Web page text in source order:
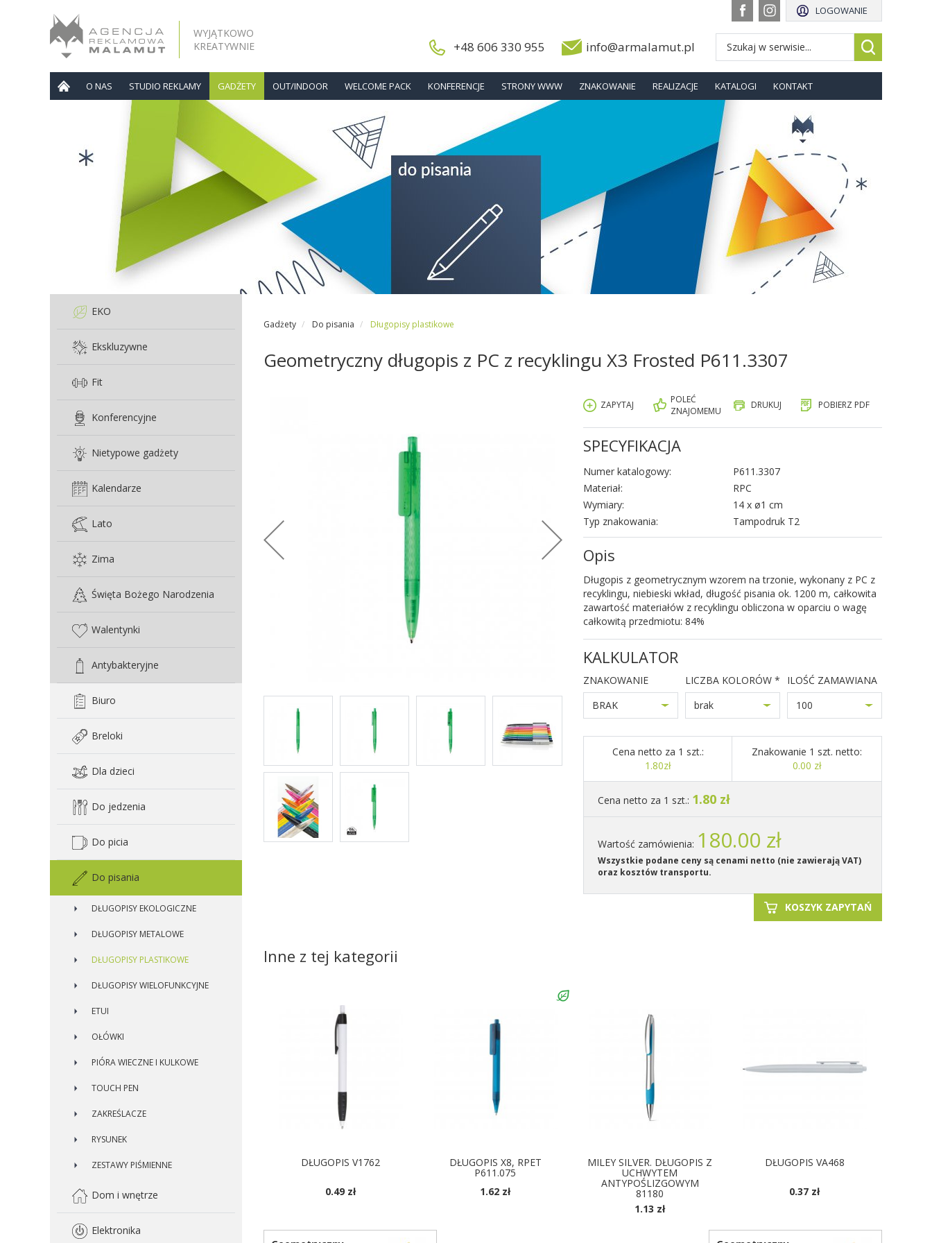
WYJĄTKOWO
KREATYWNIE
+48 606 330 955 info@armalamut.pl
LOGOWANIE
O NAS STUDIO REKLAMY GADŻETY OUT/INDOOR WELCOME PACK KONFERENCJE STRONY WWW ZNAKOWANIE REALIZACJE KATALOGI KONTAKT
EKO
Ekskluzywne
Fit
Konferencyjne
Nietypowe gadżety
Kalendarze
Lato
Zima
Święta Bożego Narodzenia
Walentynki
Antybakteryjne
Biuro
Breloki
Dla dzieci
Do jedzenia
Do picia
Do pisania
DŁUGOPISY EKOLOGICZNE
DŁUGOPISY METALOWE
DŁUGOPISY PLASTIKOWE
DŁUGOPISY WIELOFUNKCYJNE
ETUI
OŁÓWKI
PIÓRA WIECZNE I KULKOWE
TOUCH PEN
ZAKREŚLACZE
RYSUNEK
ZESTAWY PIŚMIENNE
Dom i wnętrze
Elektronika
Gadżety Do pisania Długopisy plastikowe
Geometryczny długopis z PC z recyklingu X3 Frosted P611.3307
ZAPYTAJ
POLEĆ
ZNAJOMEMU
DRUKUJ POBIERZ PDF
SPECYFIKACJA
Numer katalogowy:
P611.3307
Materiał:
RPC
Wymiary:
14 x ø1 cm
Typ znakowania:
Tampodruk T2
Opis
Długopis z geometrycznym wzorem na trzonie, wykonany z PC z
recyklingu, niebieski wkład, długość pisania ok. 1200 m, całkowita
zawartość materiałów z recyklingu obliczona w oparciu o wagę
całkowitą przedmiotu: 84%
KALKULATOR
ZNAKOWANIE
BRAK
LICZBA KOLORÓW *
brak
ILOŚĆ ZAMAWIANA
100
Cena netto za 1 szt.:
1.80zł
Znakowanie 1 szt. netto:
0.00 zł
Cena netto za 1 szt.: 1.80 zł
Wartość zamówienia: 180.00 zł
Wszystkie podane ceny są cenami netto (nie zawierają VAT)
oraz kosztów transportu.
KOSZYK ZAPYTAŃ
Inne z tej kategorii
DŁUGOPIS V1762
0.49 zł
DŁUGOPIS X8, RPET
P611.075
1.62 zł
MILEY SILVER. DŁUGOPIS Z
UCHWYTEM
ANTYPOŚLIZGOWYM
81180
1.13 zł
DŁUGOPIS VA468
0.37 zł